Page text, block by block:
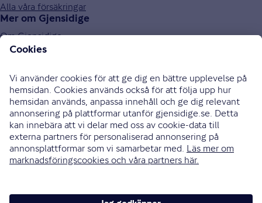
Alla våra försäkringar
Mer om Gjensidige
Om Gjensidige
Jobba hos oss
Press och media
Investor relations
Samarbetspartners
0771-326 326
Bli uppringd
Skriv till oss
Instagram